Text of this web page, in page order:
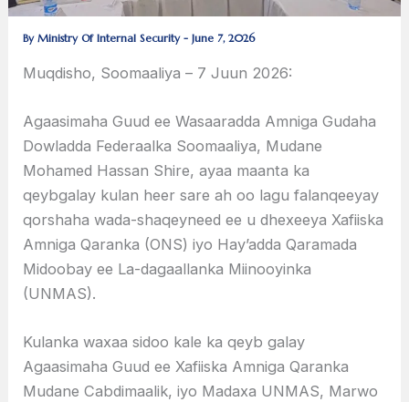
ByMinistry Of Internal Security-June 7, 2026
Muqdisho, Soomaaliya – 7 Juun 2026:
Agaasimaha Guud ee Wasaaradda Amniga Gudaha
Dowladda Federaalka Soomaaliya, Mudane
Mohamed Hassan Shire, ayaa maanta ka
qeybgalay kulan heer sare ah oo lagu falanqeeyay
qorshaha wada-shaqeyneed ee u dhexeeya Xafiiska
Amniga Qaranka (ONS) iyo Hay’adda Qaramada
Midoobay ee La-dagaallanka Miinooyinka
(UNMAS).
Kulanka waxaa sidoo kale ka qeyb galay
Agaasimaha Guud ee Xafiiska Amniga Qaranka
Mudane Cabdimaalik, iyo Madaxa UNMAS, Marwo